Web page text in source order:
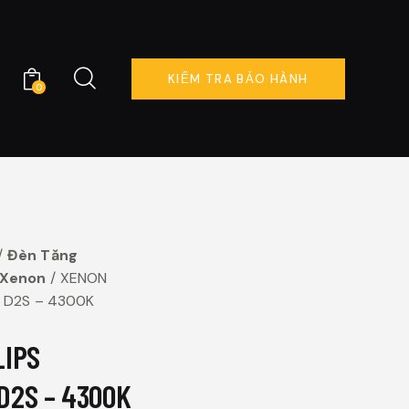
0
KIỂM TRA BẢO HÀNH
Đèn Tăng
XENON
D2S – 4300K
– 4300K